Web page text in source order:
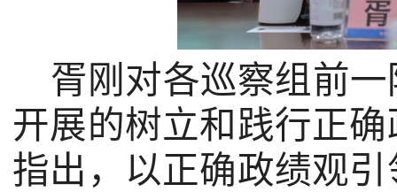
胥刚对各巡察组前
开展的树立和践行正
指出，以正确政绩观